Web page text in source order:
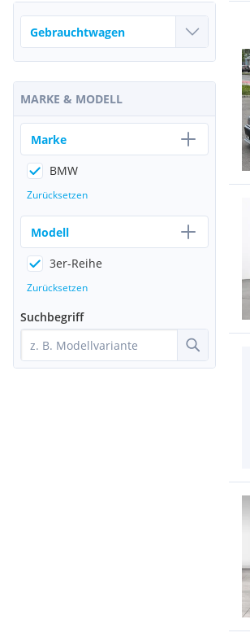
MARKE & MODELL
Marke
BMW
Zurücksetzen
Modell
3er-Reihe
Zurücksetzen
Suchbegriff